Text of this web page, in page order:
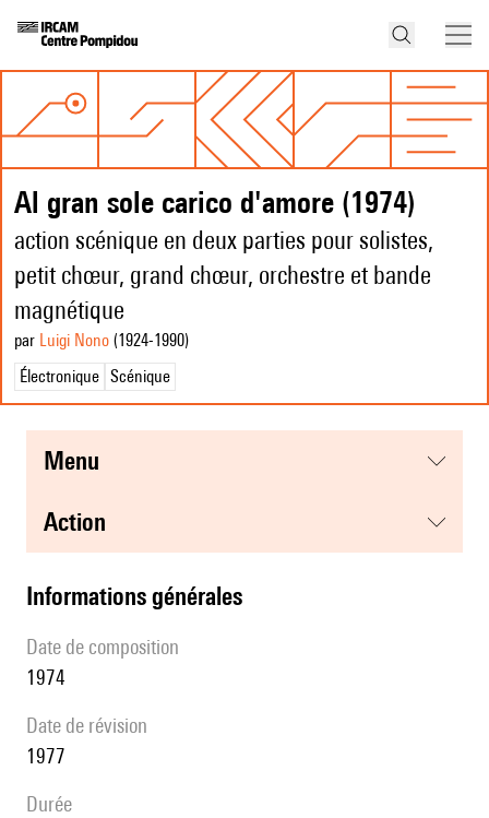
Al gran sole carico d'amore (1974)
action scénique en deux parties pour solistes,
petit chœur, grand chœur, orchestre et bande
magnétique
par Luigi Nono (1924-1990)
Électronique Scénique
menu
action
informations générales
date de composition
1974
date de révision
1977
durée